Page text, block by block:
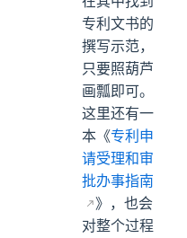
专利文书的
撰写示范，
只要照葫芦
画瓢即可。
这里还有一
本《专利申
请受理和审
批办事指南
》，也会
对整个过程